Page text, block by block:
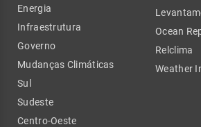
Energia
Infraestrutura
Governo
Mudanças Climáticas
Sul
Sudeste
Centro-Oeste
Ocean
Relclima
Weather